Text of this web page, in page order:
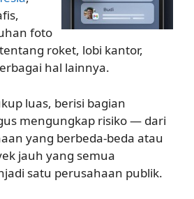
foto
roket, lobi kantor,
hal lainnya.
luas, berisi bagian
mengungkap risiko — dari
yang berbeda-beda atau
jauh yang semua
satu perusahaan publik.